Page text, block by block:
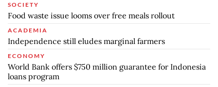
SOCIETY
Food waste issue looms over free meals rollout
ACADEMIA
Independence still eludes marginal farmers
ECONOMY
World Bank offers $750 million guarantee for Indonesia
loans program